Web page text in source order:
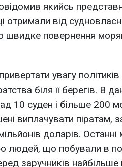
якийсь
отримали від
швидке повернення
увагу
біля її берегів. В
10 суден і більше 200
виплачувати піратам,
доларів. Останні
людей, що побували в
заручників